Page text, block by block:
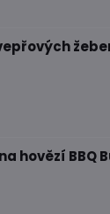
hovězí BBQ